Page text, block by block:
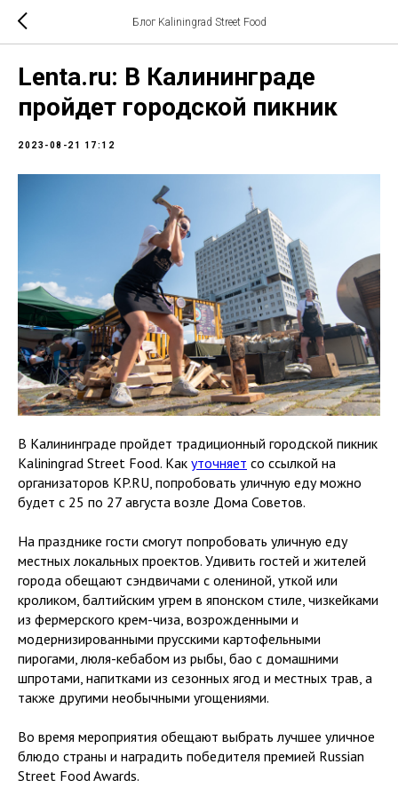
Блог Kaliningrad Street Food
Lenta.ru: В Калининграде
пройдет городской пикник
2023-08-21 17:12
В Калининграде пройдет традиционный городской пикник
Kaliningrad Street Food. Как уточняет со ссылкой на
организаторов KP.RU, попробовать уличную еду можно
будет с 25 по 27 августа возле Дома Советов.
На празднике гости смогут попробовать уличную еду
местных локальных проектов. Удивить гостей и жителей
города обещают сэндвичами с олениной, уткой или
кроликом, балтийским угрем в японском стиле, чизкейками
из фермерского крем-чиза, возрожденными и
модернизированными прусскими картофельными
пирогами, люля-кебабом из рыбы, бао с домашними
шпротами, напитками из сезонных ягод и местных трав, а
также другими необычными угощениями.
Во время мероприятия обещают выбрать лучшее уличное
блюдо страны и наградить победителя премией Russian
Street Food Awards.